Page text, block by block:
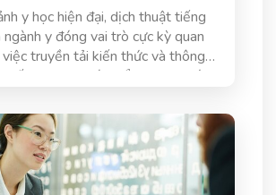
y học hiện đại, dịch thuật tiếng
y đóng vai trò cực kỳ quan
truyền tải kiến thức và thông
quốc gia. Sự phát triển nhanh chóng
các thông tin này phải được
xác và kịp thời, không chỉ trong
gia mà còn giữa các nền y học
Bài viết này sẽ đi sâu vào tầm quan